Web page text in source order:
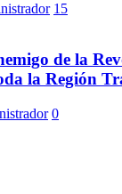
15
de la
la Región
0